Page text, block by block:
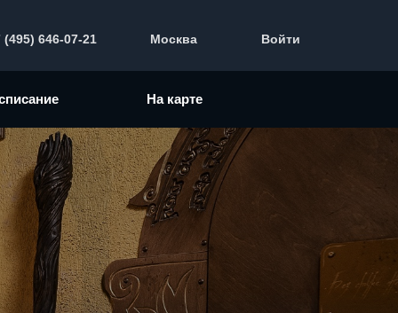
(495) 646-07-21 Москва Войти
На карте